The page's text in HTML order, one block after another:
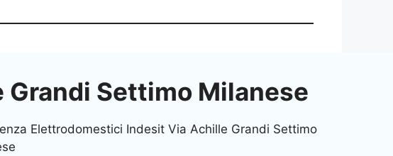
Settimo Milanese
Elettrodomestici Indesit Via Achille Grandi Settimo